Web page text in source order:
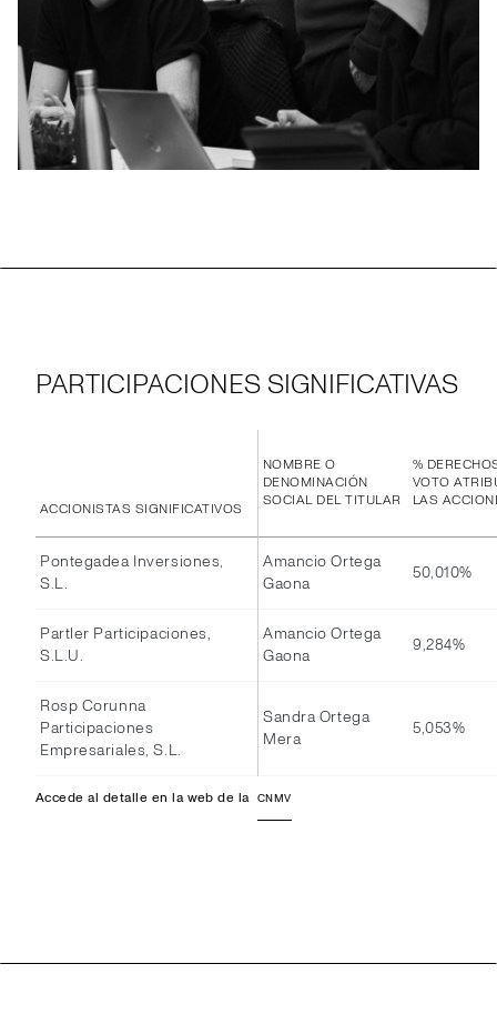
PARTICIPACIONES SIGNIFICATIVAS
ACCIONISTAS SIGNIFICATIVOS
NOMBRE O
DENOMINACIÓN
SOCIAL DEL TITULAR
%
VOTO
LAS
Pontegadea Inversiones,
S.L.
Amancio Ortega
Gaona
50,010%
Partler Participaciones,
S.L.U.
Amancio Ortega
Gaona
9,284%
Rosp Corunna
Participaciones
Empresariales, S.L.
Sandra Ortega
Mera
5,053%
Accede al detalle en la web de la CNMV